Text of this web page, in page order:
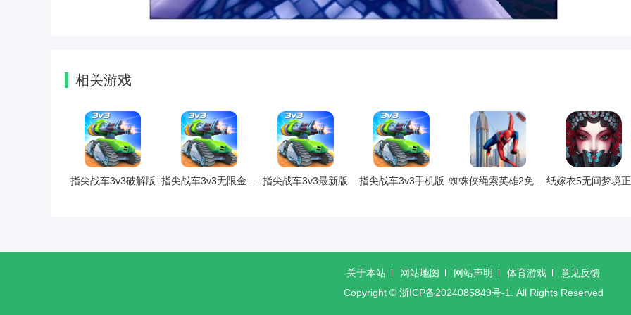
相关游戏
指尖战车3v3破解版 指尖战车3v3最新版 指尖战车3v3手机版 纸嫁衣5无间梦境
关于本站 网站地图 网站声明 体育游戏
意见反馈
Copyright © 浙ICP备2024085849号-1 . All Rights Reserved